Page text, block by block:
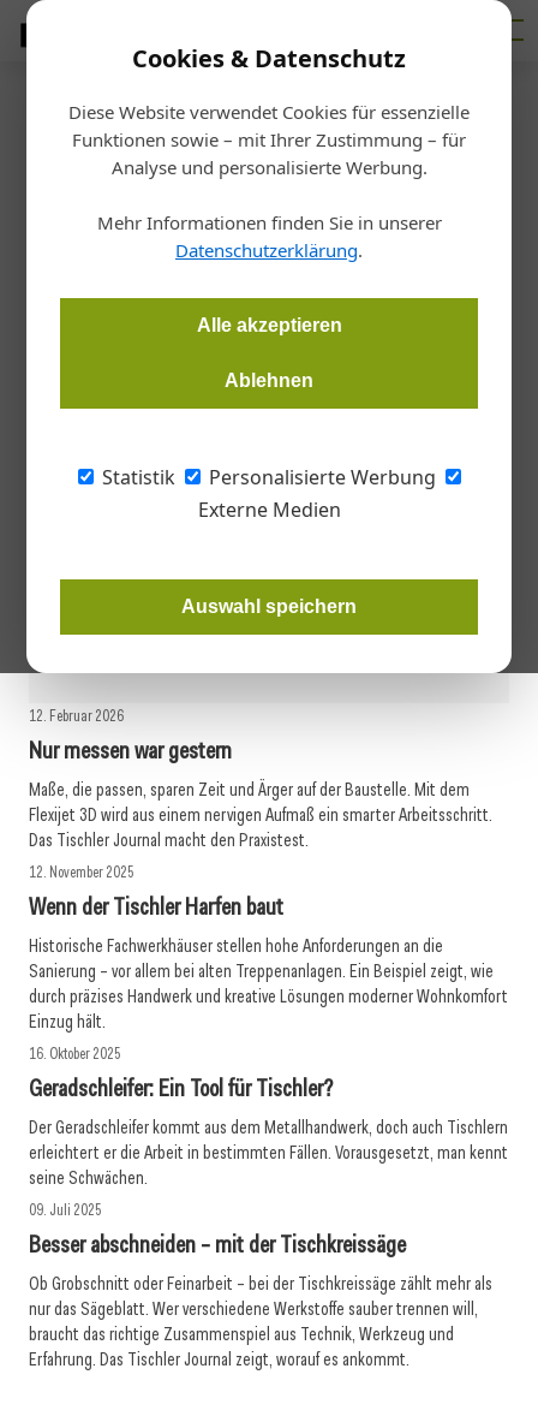
Cookies & Datenschutz
Diese Website verwendet Cookies für essenzielle
Funktionen sowie – mit Ihrer Zustimmung – für
Analyse und personalisierte Werbung.
Mehr Informationen finden Sie in unserer
Datenschutzerklärung.
Alle akzeptieren
Ablehnen
Statistik
Personalisierte Werbung
Externe Medien
Auswahl speichern
Homepage/ Suche: Böning
Suche: Böning
24 Ergebnisse
Kreativität in dünn
20. April 2026
Massivholz geht immer
Hochwertige Produktinnovationen auf der
Architect@Work Wien!
ausgewählte Produktinnovationen auf der ARCHITECT@WORK in
der Wiener Stadthalle! Registrieren Sie sich hier für den
12. Februar 2026
Nur messen war gestern
Maße, die passen, sparen Zeit und Ärger auf der Baustelle. Mit dem
Flexijet 3D wird aus einem nervigen Aufmaß ein smarter Arbeitsschritt.
Das Tischler Journal macht den Praxistest.
12. November 2025
Wenn der Tischler Harfen baut
Historische Fachwerkhäuser stellen hohe Anforderungen an die
Sanierung – vor allem bei alten Treppenanlagen. Ein Beispiel zeigt, wie
durch präzises Handwerk und kreative Lösungen moderner Wohnkomfort
Einzug hält.
16. Oktober 2025
Geradschleifer: Ein Tool für Tischler?
Der Geradschleifer kommt aus dem Metallhandwerk, doch auch Tischlern
erleichtert er die Arbeit in bestimmten Fällen. Vorausgesetzt, man kennt
seine Schwächen.
09. Juli 2025
Besser abschneiden – mit der Tischkreissäge
Ob Grobschnitt oder Feinarbeit – bei der Tischkreissäge zählt mehr als
nur das Sägeblatt. Wer verschiedene Werkstoffe sauber trennen will,
braucht das richtige Zusammenspiel aus Technik, Werkzeug und
Erfahrung. Das Tischler Journal zeigt, worauf es ankommt.
12. Juni 2025
Verkratzt, verbohrt, durchgeschraubt oder